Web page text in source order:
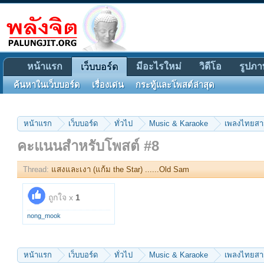
หน้าแรก เว็บบอร์ด ทั่วไป Music & Karaoke เพลงไทยส
คะแนนสำหรับโพสต์ #8
Thread: แสงและเงา (แก้ม the Star) ......Old Sam
ถูกใจ x 1
nong_mook
หน้าแรก เว็บบอร์ด ทั่วไป Music & Karaoke เพลงไทยส
หน้าแรก เว็บบอร์ด
ค้นหาในเว็บบอร์ด เรื่องเด่น กระทู้และโพสต์ล่าสุด
มีอะไรใหม่ วิดีโอ รูปภ